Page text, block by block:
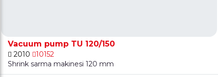
Vacuum pump TU 120/150
2010
10152
Shrink sarma makinesi 120 mm